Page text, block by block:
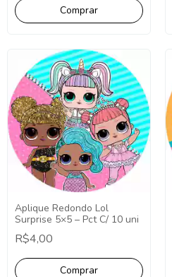
Aplique Redondo Lol
Surprise 5×5 – Pct C/ 10 uni
R$4,00